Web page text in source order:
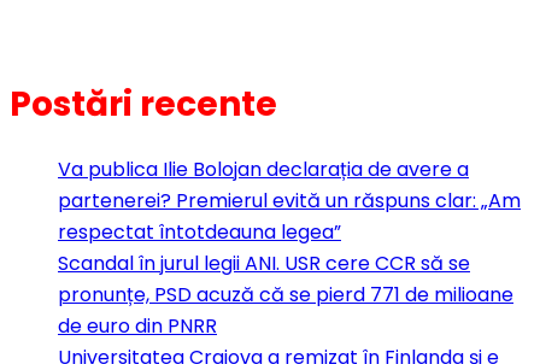
Postări recente
Va publica Ilie Bolojan declarația de avere a
partenerei? Premierul evită un răspuns clar: „Am
respectat întotdeauna legea”
Scandal în jurul legii ANI. USR cere CCR să se
pronunțe, PSD acuză că se pierd 771 de milioane
de euro din PNRR
Universitatea Craiova a remizat în Finlanda și e